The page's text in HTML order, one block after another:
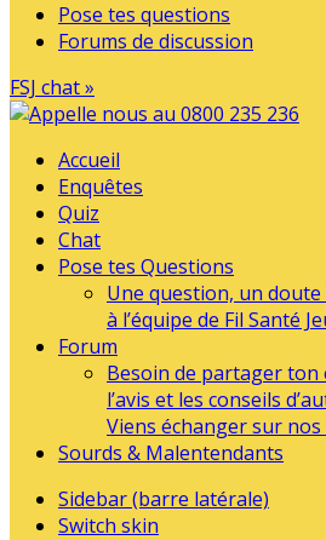
Pose tes questions
Forums de discussion
FSJ chat »
Accueil
Enquêtes
Quiz
Chat
Pose tes Questions
Une question, un doute
à l’équipe de Fil Santé
Forum
Besoin de partager ton
l’avis et les conseils
Viens échanger sur
Sourds & Malentendants
Sidebar (barre latérale)
Switch skin